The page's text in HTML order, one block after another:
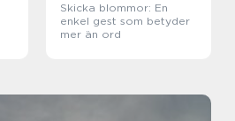
Skicka blommor: En
enkel gest som betyder
mer än ord